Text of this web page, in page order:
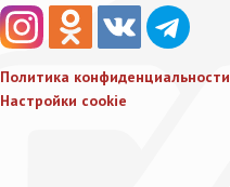
Политика конфиденциальности
Настройки cookie